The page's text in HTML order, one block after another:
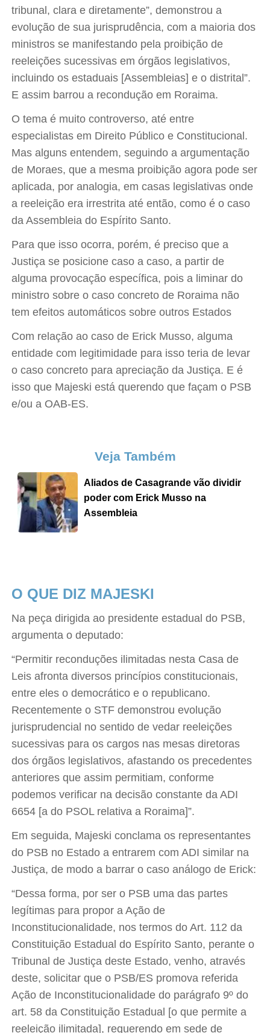
tribunal, clara e diretamente”, demonstrou a
evolução de sua jurisprudência, com a maioria dos
ministros se manifestando pela proibição de
reeleições sucessivas em órgãos legislativos,
incluindo os estaduais [Assembleias] e o distrital”.
E assim barrou a recondução em Roraima.
O tema é muito controverso, até entre
especialistas em Direito Público e Constitucional.
Mas alguns entendem, seguindo a argumentação
de Moraes, que a mesma proibição agora pode ser
aplicada, por analogia, em casas legislativas onde
a reeleição era irrestrita até então, como é o caso
da Assembleia do Espírito Santo.
Para que isso ocorra, porém, é preciso que a
Justiça se posicione caso a caso, a partir de
alguma provocação específica, pois a liminar do
ministro sobre o caso concreto de Roraima não
tem efeitos automáticos sobre outros Estados
Com relação ao caso de Erick Musso, alguma
entidade com legitimidade para isso teria de levar
o caso concreto para apreciação da Justiça. E é
isso que Majeski está querendo que façam o PSB
e/ou a OAB-ES.
Veja Também
Aliados de Casagrande vão dividir
poder com Erick Musso na
Assembleia
O QUE DIZ MAJESKI
Na peça dirigida ao presidente estadual do PSB,
argumenta o deputado:
“Permitir reconduções ilimitadas nesta Casa de
Leis afronta diversos princípios constitucionais,
entre eles o democrático e o republicano.
Recentemente o STF demonstrou evolução
jurisprudencial no sentido de vedar reeleições
sucessivas para os cargos nas mesas diretoras
dos órgãos legislativos, afastando os precedentes
anteriores que assim permitiam, conforme
podemos verificar na decisão constante da ADI
6654 [a do PSOL relativa a Roraima]”.
Em seguida, Majeski conclama os representantes
do PSB no Estado a entrarem com ADI similar na
Justiça, de modo a barrar o caso análogo de Erick:
“Dessa forma, por ser o PSB uma das partes
legítimas para propor a Ação de
Inconstitucionalidade, nos termos do Art. 112 da
Constituição Estadual do Espírito Santo, perante o
Tribunal de Justiça deste Estado, venho, através
deste, solicitar que o PSB/ES promova referida
Ação de Inconstitucionalidade do parágrafo 9º do
art. 58 da Constituição Estadual [o que permite a
reeleição ilimitada], requerendo em sede de